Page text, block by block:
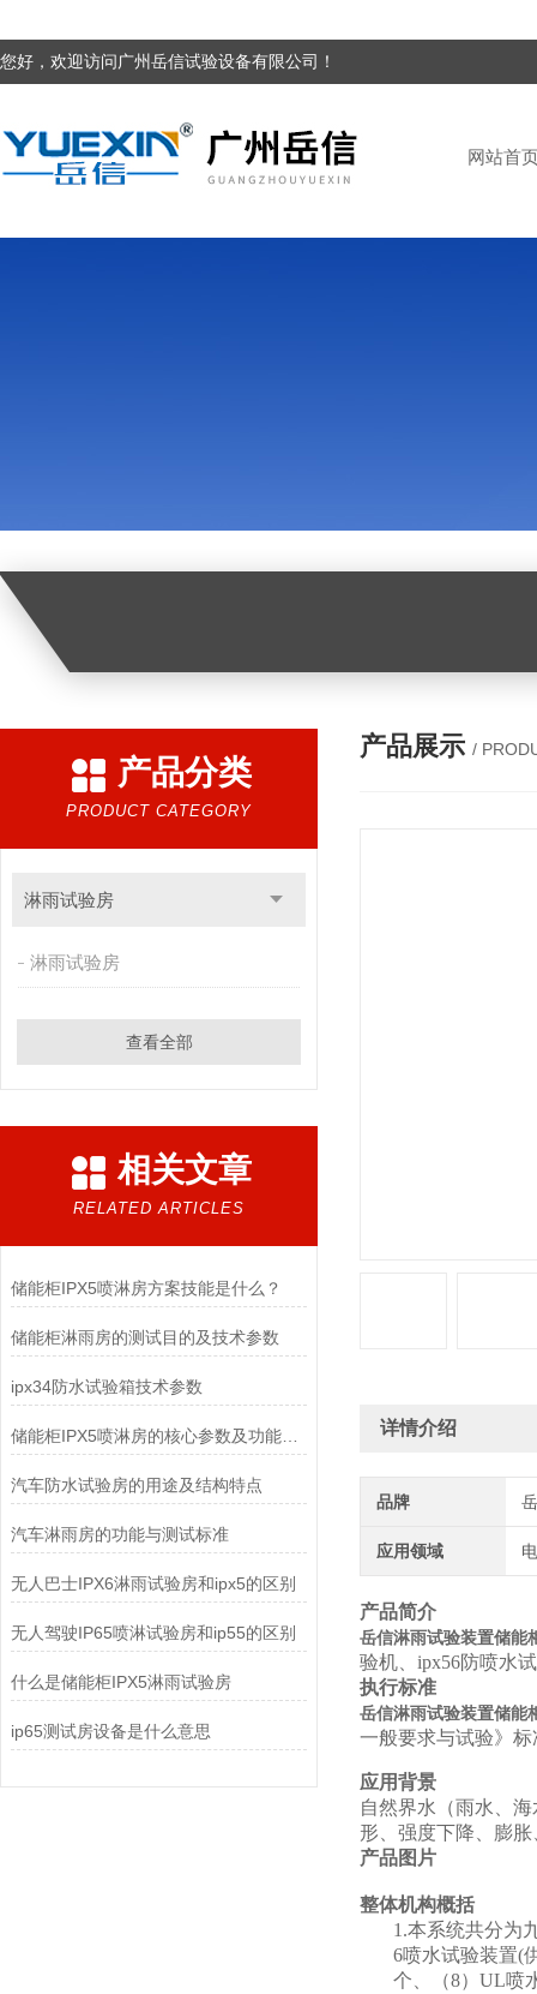
您好，欢迎访问广州岳信试验设备有限公司！
网站首
产品分类
PRODUCT CATEGORY
淋雨试验房
淋雨试验房
查看全部
相关文章
RELATED ARTICLES
储能柜IPX5喷淋房方案技能是什么？
储能柜淋雨房的测试目的及技术参数
ipx34防水试验箱技术参数
储能柜IPX5喷淋房的核心参数及功能特点
汽车防水试验房的用途及结构特点
汽车淋雨房的功能与测试标准
无人巴士IPX6淋雨试验房和ipx5的区别
无人驾驶IP65喷淋试验房和ip55的区别
什么是储能柜IPX5淋雨试验房
ip65测试房设备是什么意思
产品展示 /
详情介绍
品牌
应用领域
产品简介
岳信淋雨试验装置储能
验机、ipx56防喷水
执行标准
岳信淋雨试验装置储能
一般要求与试验》标
应用背景
自然界水（雨水、
形、强度下降、膨
产品图片
整体机构概括
1.本系统共分为
6喷水试验装置(
个、（8）UL喷